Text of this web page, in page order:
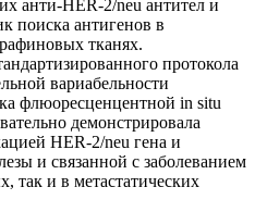
анти-HER-2/neu антител и
поиска антигенов в
тканях.
протокола
вариабельности
флюоресценцентной in situ
демонстрировала
HER-2/neu гена и
и связанной с заболеванием
так и в метастатических